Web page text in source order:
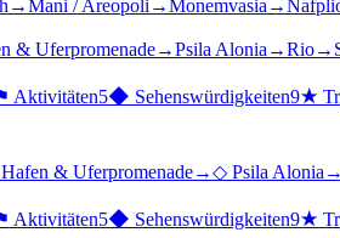
→Mani / Areopoli →Monemvasia →
& Uferpromenade→Psila Alonia →Rio→
Aktivitäten5◆ Sehenswürdigkeiten9★
Hafen & Uferpromenade→◇ Psila Alonia →
Aktivitäten5◆ Sehenswürdigkeiten9★